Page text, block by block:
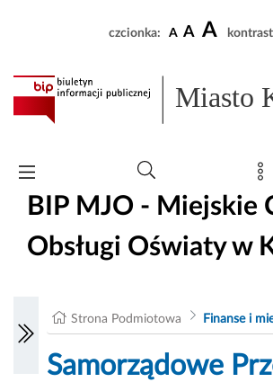
czcionka: A A A
Miasto
BIP MJO - Miejskie
Obsługi Oświaty w
Strona Podmiotowa Finanse i
Samorządowe